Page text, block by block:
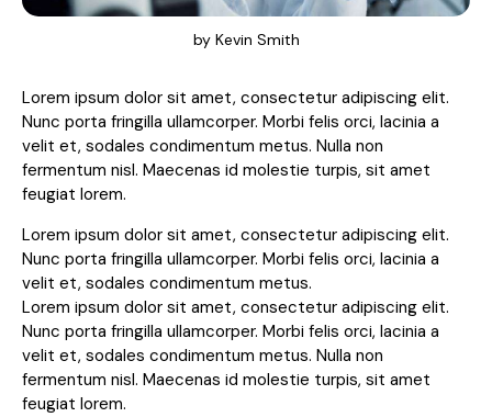
by Kevin Smith
Lorem ipsum dolor sit amet, consectetur adipiscing elit.
Nunc porta fringilla ullamcorper. Morbi felis orci, lacinia a
velit et, sodales condimentum metus. Nulla non
fermentum nisl. Maecenas id molestie turpis, sit amet
feugiat lorem.
Lorem ipsum dolor sit amet, consectetur adipiscing elit.
Nunc porta fringilla ullamcorper. Morbi felis orci, lacinia a
velit et, sodales condimentum metus.
Lorem ipsum dolor sit amet, consectetur adipiscing elit.
Nunc porta fringilla ullamcorper. Morbi felis orci, lacinia a
velit et, sodales condimentum metus. Nulla non
fermentum nisl. Maecenas id molestie turpis, sit amet
feugiat lorem.